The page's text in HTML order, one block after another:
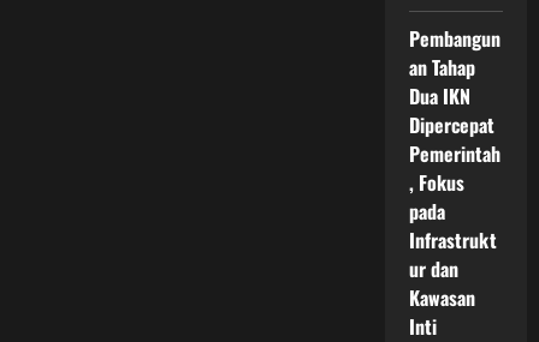
Pembangun
an Tahap
Dua IKN
Dipercepat
Pemerintah
, Fokus
pada
Infrastrukt
ur dan
Kawasan
Inti